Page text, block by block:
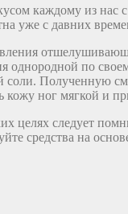
каждому из нас
уже с давних
однородной по
Полученную
кожу ног мягкой и
целях следует
средства на